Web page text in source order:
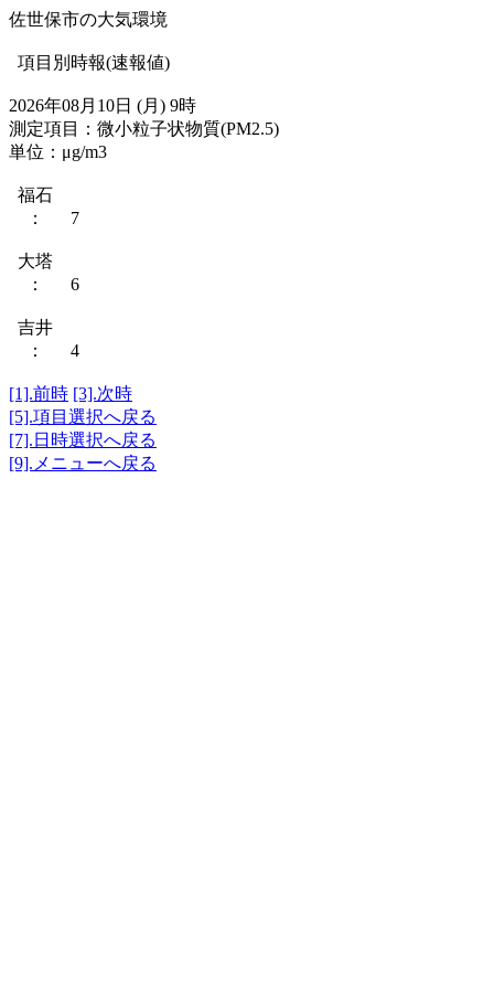
佐世保市の大気環境
項目別時報(速報値)
2026年08月10日 (月) 9時
測定項目：微小粒子状物質(PM2.5)
単位：μg/m3
福石
： 7
大塔
： 6
吉井
： 4
[1].前時 [3].次時
[5].項目選択へ戻る
[7].日時選択へ戻る
[9].メニューへ戻る